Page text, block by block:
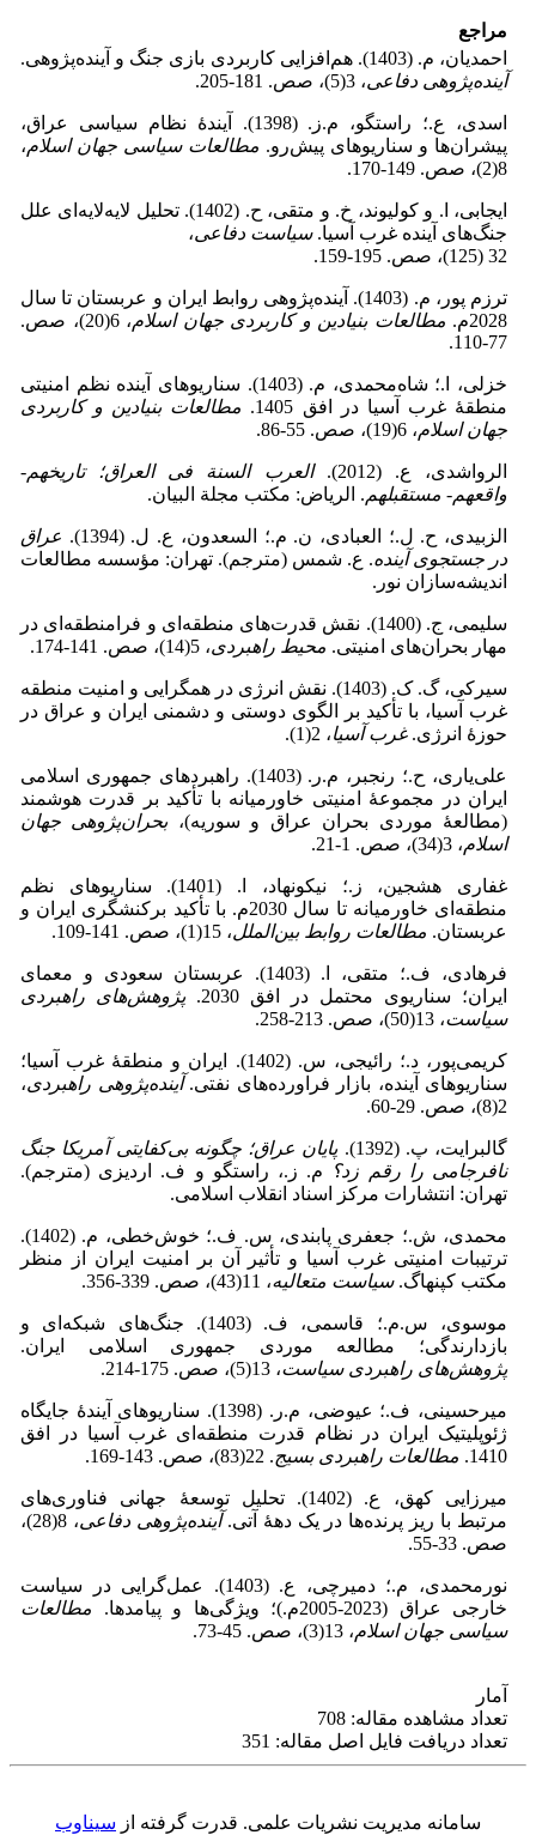
مراجع
احمدیان، م. (1403). هم‌افزایی کاربردی بازی جنگ و آینده‌پژوهی.
آینده‌پژوهی دفاعی، 3(5)، صص. 181-205.
اسدی، ع.؛ راستگو، م.ز. (1398). آیندۀ نظام سیاسی عراق،
پیشران‌ها و سناریوهای پیش‌رو. مطالعات سیاسی جهان اسلام،
8(2)، صص. 149-170.
ایجابی، ا. و کولیوند، خ. و متقی، ح. (1402). تحلیل لایه‌لایه‌ای علل
جنگ‌های آینده غرب آسیا.سیاست دفاعی،
32 (125)، صص. 195-159.
ترزم پور، م. (1403). آینده‌پژوهی روابط ایران و عربستان تا سال
2028م.
مطالعات بنیادین و کاربردی جهان اسلام
، 6(20)، صص.
77-110.
خزلی، ا.؛ شاه‌محمدی، م. (1403). سناریوهای آینده نظم امنیتی
منطقۀ غرب آسیا در افق 1405.
مطالعات بنیادین و کاربردی
جهان اسلام، 6(19)، صص. 55-86.
الرواشدی، ع. (2012).
العرب السنة فی العراق؛ تاریخهم-
واقعهم- مستقبلهم. الریاض: مکتب مجلة البیان.
الزبیدی، ح. ل.؛ العبادی، ن. م.؛ السعدون، ع. ل. (1394).
عراق
در جستجوی آینده. ع. شمس (مترجم). تهران: مؤسسه مطالعات
اندیشه‌سازان نور.
سلیمی، ج. (1400). نقش قدرت‌های منطقه‌ای و فرا‌منطقه‌ای در
مهار بحران‌های امنیتی. محیط راهبردی، 5(14)، صص. 141-174.
سیرکی، گ. ک. (1403). نقش انرژی در همگرایی و امنیت منطقه
غرب آسیا، با تأکید بر الگوی دوستی و دشمنی ایران و عراق در
حوزۀ انرژی.غرب آسیا، 2(1).
علی‌یاری، ح.؛ رنجبر، م.ر. (1403). راهبردهای جمهوری اسلامی
ایران در مجموعۀ امنیتی خاورمیانه با تأکید بر قدرت هوشمند
(مطالعۀ موردی بحران عراق و سوریه)،بحران‌پژوهی جهان
اسلام، 3(34)، صص. 1-21.
غفاری هشجین، ز.؛ نیکونهاد، ا. (1401). سناریوهای نظم
منطقه‌ای خاورمیانه تا سال 2030م. با تأکید برکنشگری ایران و
عربستان. مطالعات روابط بین‌الملل، 15(1)، صص. 141-109.
فرهادی، ف.؛ متقی، ا. (1403). عربستان سعودی و معمای
ایران؛ سناریوی محتمل در افق 2030.
پژوهش‌های راهبردی
سیاست، 13(50)، صص. 213-258.
کریمی‌پور، د.؛ رائیجی، س. (1402). ایران و منطقۀ غرب آسیا؛
سناریوهای آینده، بازار فراورده‌های نفتی.آینده‌پژوهی راهبردی،
2(8)، صص. 29-60.
گالبرایت، پ. (1392).
پایان عراق؛ چگونه بی‌کفایتی آمریکا جنگ
نافرجامی را رقم زد؟
م. ز.، راستگو و ف‌. اردیزی (مترجم).
تهران: انتشارات مرکز اسناد انقلاب اسلامی.
محمدی، ش.؛ جعفری پابندی، س. ف.؛ خوش‌خطی، م. (1402).
ترتیبات امنیتی غرب آسیا و تأثیر آن بر امنیت ایران از منظر
مکتب کپنهاگ.سیاست متعالیه، 11(43)، صص. 339-356.
موسوی، س.م.؛ قاسمی، ف. (1403). جنگ‌های شبکه‌ای و
بازدارندگی؛ مطالعه موردی جمهوری اسلامی ایران.
پژوهش‌های راهبردی سیاست، 13(5)، صص. 175-214.
میر‌حسینی، ف.؛ عیوضی، م.ر. (1398). سناریوهای آیندۀ جایگاه
ژئوپلیتیک ایران در نظام قدرت منطقه‌ای غرب آسیا در افق
1410. مطالعات راهبردی بسیج. 22(83)، صص. 143-169.
میرزایی کهق، ع. (1402). تحلیل توسعۀ جهانی فناوری‌های
مرتبط با ریز پرنده‌ها در یک دهۀ آتی.آینده‌پژوهی دفاعی
، 8(28)،
صص. 33-55.
نورمحمدی، م.؛ دمیرچی، ع. (1403). عمل‌گرایی در سیاست
خارجی عراق (2023-2005م.)؛ ویژگی‌ها و پیامدها.
مطالعات
سیاسی جهان اسلام، 13(3)، صص. 45-73.
آمار
تعداد مشاهده مقاله: 708
تعداد دریافت فایل اصل مقاله: 351
سامانه مدیریت نشریات علمی. قدرت گرفته از سیناوب